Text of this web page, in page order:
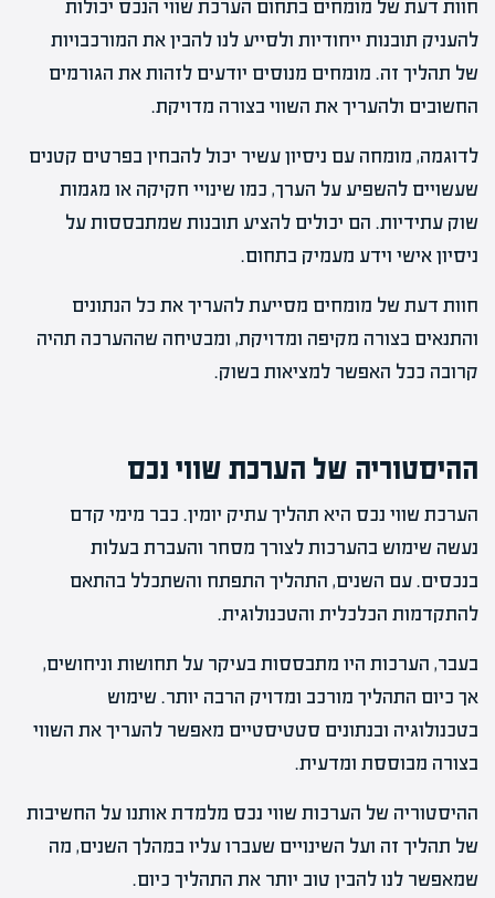
חוות דעת של מומחים בתחום הערכת שווי הנכס יכולות
להעניק תובנות ייחודיות ולסייע לנו להבין את המורכבויות
של תהליך זה. מומחים מנוסים יודעים לזהות את הגורמים
החשובים ולהעריך את השווי בצורה מדויקת.
לדוגמה, מומחה עם ניסיון עשיר יכול להבחין בפרטים קטנים
שעשויים להשפיע על הערך, כמו שינויי חקיקה או מגמות
שוק עתידיות. הם יכולים להציע תובנות שמתבססות על
ניסיון אישי וידע מעמיק בתחום.
חוות דעת של מומחים מסייעת להעריך את כל הנתונים
והתנאים בצורה מקיפה ומדויקת, ומבטיחה שההערכה תהיה
קרובה ככל האפשר למציאות בשוק.
ההיסטוריה של הערכת שווי נכס
הערכת שווי נכס היא תהליך עתיק יומין. כבר מימי קדם
נעשה שימוש בהערכות לצורך מסחר והעברת בעלות
בנכסים. עם השנים, התהליך התפתח והשתכלל בהתאם
להתקדמות הכלכלית והטכנולוגית.
בעבר, הערכות היו מתבססות בעיקר על תחושות וניחושים,
אך כיום התהליך מורכב ומדויק הרבה יותר. שימוש
בטכנולוגיה ובנתונים סטטיסטיים מאפשר להעריך את השווי
בצורה מבוססת ומדעית.
ההיסטוריה של הערכות שווי נכס מלמדת אותנו על החשיבות
של תהליך זה ועל השינויים שעברו עליו במהלך השנים, מה
שמאפשר לנו להבין טוב יותר את התהליך כיום.